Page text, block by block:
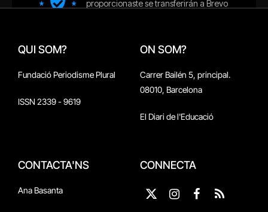
QUI SOM?
Fundació Periodisme Plural
ISSN 2339 - 9619
ON SOM?
Carrer Bailén 5, principal.
08010, Barcelona
El Diari de l'Educació
CONTACTA'NS
Ana Basanta
CONNECTA
X
Instagram
Facebook
RSS